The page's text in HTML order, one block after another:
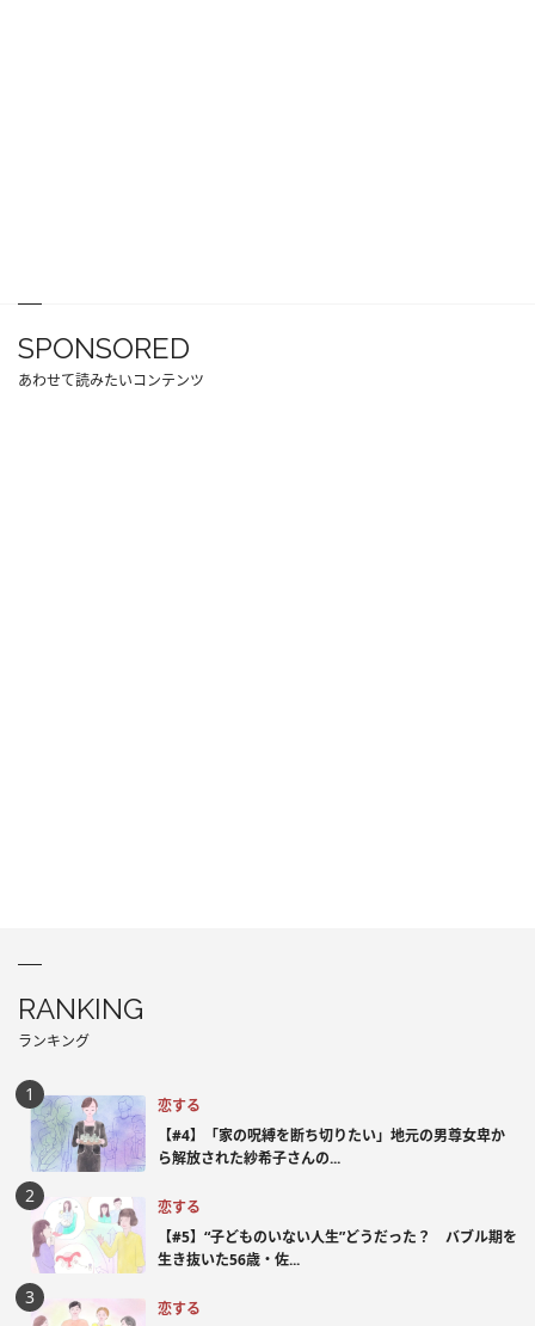
SPONSORED
あわせて読みたいコンテンツ
RANKING
ランキング
恋する
【#4】「家の呪縛を断ち切りたい」地元の男尊女卑か
ら解放された紗希子さんの...
恋する
【#5】“子どものいない人生”どうだった？ バブル期を
生き抜いた56歳・佐...
恋する